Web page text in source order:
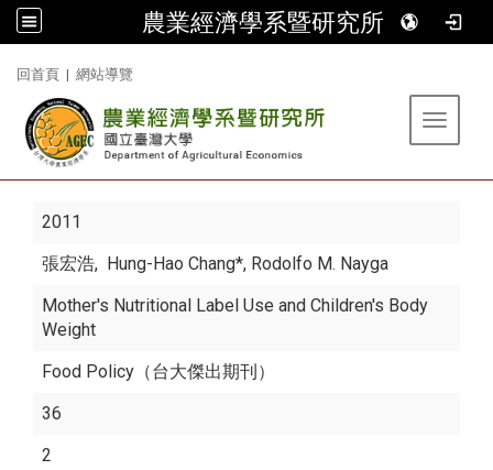
農業經濟學系暨研究所
回首頁 | 網站導覽
Toggle
2011
張宏浩, Hung-Hao Chang*, Rodolfo M. Nayga
Mother's Nutritional Label Use and Children's Body
Weight
Food Policy（台大傑出期刊）
36
2